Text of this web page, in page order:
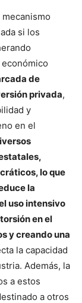
si los
de
privada,
y
en el
lo que
la
uso intensivo
en el
y creando una
la capacidad
Además, la
a estos
a otros